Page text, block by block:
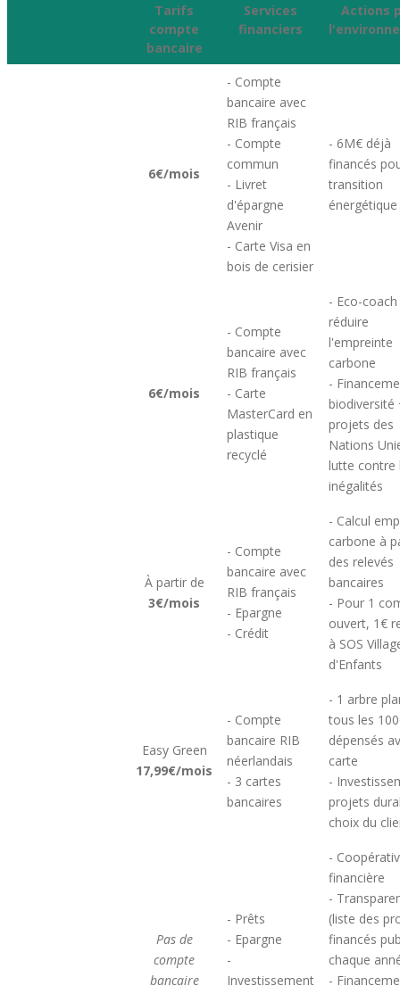
Tarifs
compte
bancaire
Services
financiers
Actions
6€/mois
- Compte
bancaire avec
RIB français
- Compte
commun
- Livret
d'épargne
Avenir
- Carte Visa en
bois de cerisier
- 6M€ déjà
financés
transition
énergétique
6€/mois
- Compte
bancaire avec
RIB français
- Carte
MasterCard en
plastique
recyclé
- Eco-
réduire
l'empreinte
carbone
-
biodiversité
projets des
Nations
lutte contre
inégalités
À partir de
3€/mois
- Compte
bancaire avec
RIB français
- Epargne
- Crédit
- Calcul
carbone à
des relevés
bancaires
- Pour 1
ouvert, 1€
à SOS
d'Enfants
Easy Green
17,99€/mois
- Compte
bancaire RIB
néerlandais
- 3 cartes
bancaires
- 1 arbre
tous les
dépensés
carte
-
projets
choix du
Pas de
compte
bancaire
- Prêts
- Epargne
-
Investissement
-
financière
-
(liste des
financés
chaque
-